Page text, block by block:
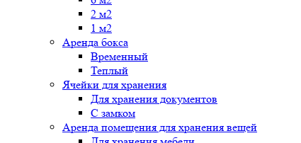
2 м2
1 м2
Аренда бокса
Временный
Теплый
Ячейки для хранения
Для хранения документов
С замком
Аренда помещения для хранения вещей